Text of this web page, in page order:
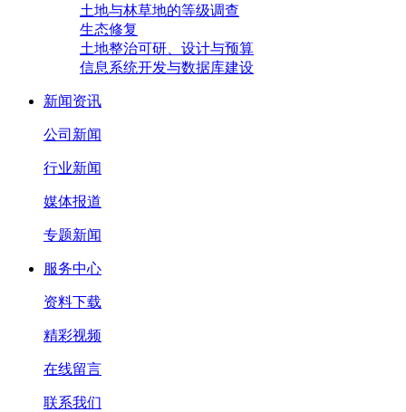
土地与林草地的等级调查
生态修复
土地整治可研、设计与预算
信息系统开发与数据库建设
新闻资讯
公司新闻
行业新闻
媒体报道
专题新闻
服务中心
资料下载
精彩视频
在线留言
联系我们